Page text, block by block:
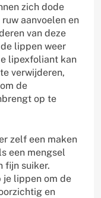
zich dode
aanvoelen en
van deze
lippen weer
lipexfoliant kan
verwijderen,
de
op te
zelf een maken
een mengsel
fijn suiker.
je lippen om de
en